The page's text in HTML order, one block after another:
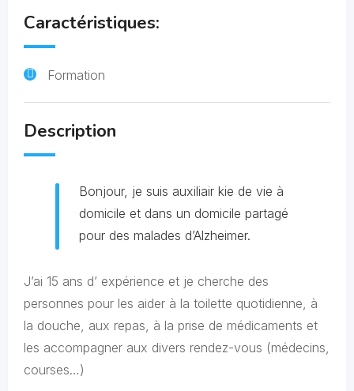
Caractéristiques:
Formation
Description
Bonjour, je suis auxiliair kie de vie à
domicile et dans un domicile partagé
pour des malades d’Alzheimer.
J’ai 15 ans d’ expérience et je cherche des
personnes pour les aider à la toilette quotidienne, à
la douche, aux repas, à la prise de médicaments et
les accompagner aux divers rendez-vous (médecins,
courses…)